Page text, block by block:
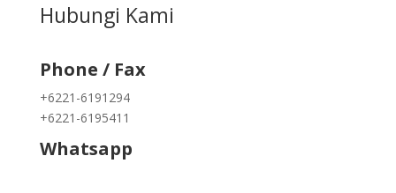
Hubungi Kami
Phone / Fax
+6221-6191294
+6221-6195411
Whatsapp